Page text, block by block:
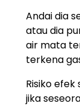
Andai dia
atau dia
air mata
terkena
Risiko
jika